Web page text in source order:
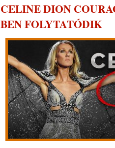
CELINE DION
BEN FOLYTATÓDIK